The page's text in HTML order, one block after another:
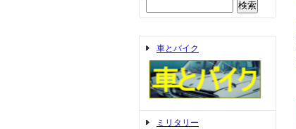
車とバイク
ミリタリー